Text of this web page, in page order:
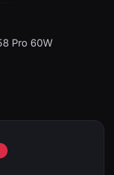
Pro 60W